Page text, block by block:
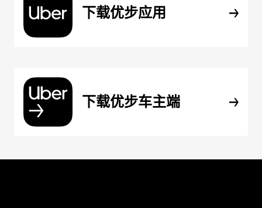
下载优步应用
下载优步车主端